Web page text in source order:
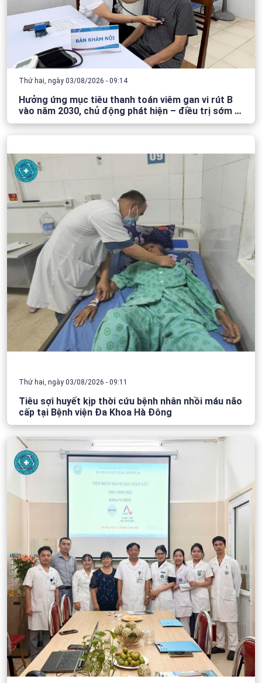
Thứ hai, ngày 03/08/2026 - 09:14
Hưởng ứng mục tiêu thanh toán viêm gan vi rút B
vào năm 2030, chủ động phát hiện – điều trị sớm –
bảo vệ lá gan
Thứ hai, ngày 03/08/2026 - 09:11
Tiêu sợi huyết kịp thời cứu bệnh nhân nhồi máu não
cấp tại Bệnh viện Đa Khoa Hà Đông